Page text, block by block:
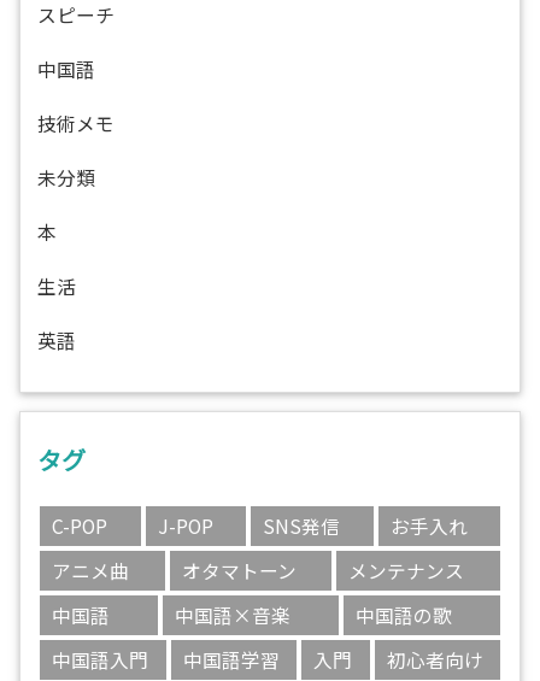
スピーチ
中国語
技術メモ
未分類
本
生活
英語
タグ
C-POP J-POP SNS発信
お手入れ
アニメ曲
オタマトーン
メンテナンス
中国語
中国語×音楽
中国語の歌
中国語入門
中国語学習 入門 初心者向け